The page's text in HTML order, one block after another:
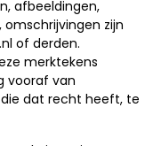
afbeeldingen,
zijn
of derden.
merktekens
vooraf van
dat recht heeft, te